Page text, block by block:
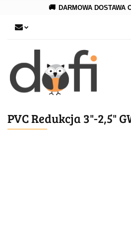
🚚 DARMOWA DOSTAWA
PVC Redukcja 3"-2,5"